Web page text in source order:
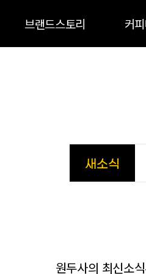
브랜드스토리 커
새소식
원두사의 최신소